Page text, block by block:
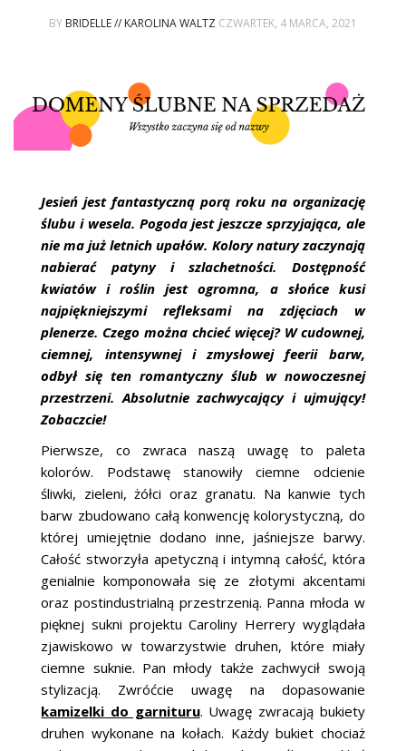
BY BRIDELLE // KAROLINA WALTZ CZWARTEK, 4 MARCA, 2021
Jesień jest fantastyczną porą roku na organizację
ślubu i wesela. Pogoda jest jeszcze sprzyjająca, ale
nie ma już letnich upałów. Kolory natury zaczynają
nabierać patyny i szlachetności. Dostępność
kwiatów i roślin jest ogromna, a słońce kusi
najpiękniejszymi refleksami na zdjęciach w
plenerze. Czego można chcieć więcej? W cudownej,
ciemnej, intensywnej i zmysłowej feerii barw,
odbył się ten romantyczny ślub w nowoczesnej
przestrzeni. Absolutnie zachwycający i ujmujący!
Zobaczcie!
Pierwsze, co zwraca naszą uwagę to paleta
kolorów. Podstawę stanowiły ciemne odcienie
śliwki, zieleni, żółci oraz granatu. Na kanwie tych
barw zbudowano całą konwencję kolorystyczną, do
której umiejętnie dodano inne, jaśniejsze barwy.
Całość stworzyła apetyczną i intymną całość, która
genialnie komponowała się ze złotymi akcentami
oraz postindustrialną przestrzenią. Panna młoda w
pięknej sukni projektu Caroliny Herrery wyglądała
zjawiskowo w towarzystwie druhen, które miały
ciemne suknie. Pan młody także zachwycił swoją
stylizacją. Zwróćcie uwagę na dopasowanie
kamizelki do garnituru. Uwagę zwracają bukiety
druhen wykonane na kołach. Każdy bukiet chociaż